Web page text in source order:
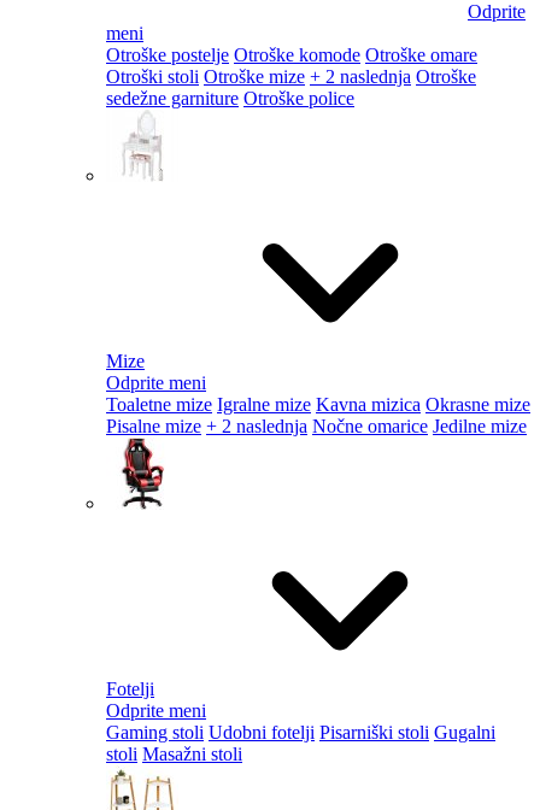
Odprite
meni
Otroške postelje Otroške komode Otroške omare
Otroški stoli Otroške mize + 2 naslednja Otroške
sedežne garniture Otroške police
Mize
Odprite meni
Toaletne mize Igralne mize Kavna mizica Okrasne mize
Pisalne mize + 2 naslednja Nočne omarice Jedilne mize
Fotelji
Odprite meni
Gaming stoli Udobni fotelji Pisarniški stoli Gugalni
stoli Masažni stoli